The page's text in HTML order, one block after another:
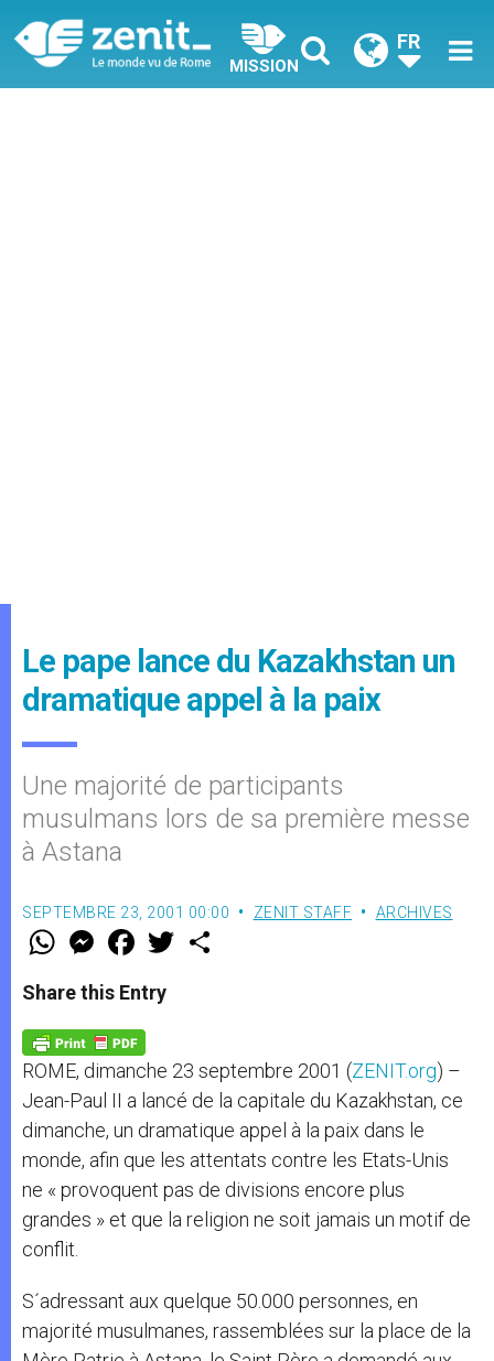
MISSION
FR
Le pape lance du Kazakhstan un
dramatique appel à la paix
Une majorité de participants
musulmans lors de sa première messe
à Astana
SEPTEMBRE 23, 2001 00:00 ZENIT STAFF ARCHIVES
W
t
s
p
p
M
e
s
e
g
e
r
F
a
e
b
o
k
w
Share this Entry
ROME, dimanche 23 septembre 2001 (ZENIT.org) –
Jean-Paul II a lancé de la capitale du Kazakhstan, ce
dimanche, un dramatique appel à la paix dans le
monde, afin que les attentats contre les Etats-Unis
ne « provoquent pas de divisions encore plus
grandes » et que la religion ne soit jamais un motif de
conflit.
S´adressant aux quelque 50.000 personnes, en
majorité musulmanes, rassemblées sur la place de la